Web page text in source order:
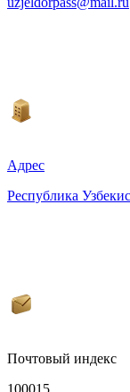
Адрес
Республика
Почтовый индекс